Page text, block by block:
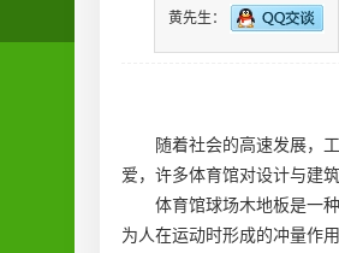
随着社会的高速发展，
爱，许多体育馆对设计与建
体育馆球场木地板是一
为人在运动时形成的冲量作
黄先生：